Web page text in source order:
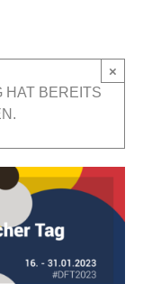
HAT BEREITS
×